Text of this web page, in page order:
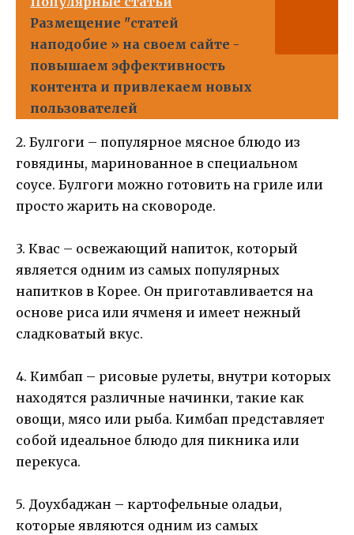
Размещение "статей
наподобие » на своем сайте -
повышаем эффективность
контента и привлекаем новых
пользователей
2. Булгоги – популярное мясное блюдо из
говядины, маринованное в специальном
соусе. Булгоги можно готовить на гриле или
просто жарить на сковороде.
3. Квас – освежающий напиток, который
является одним из самых популярных
напитков в Корее. Он приготавливается на
основе риса или ячменя и имеет нежный
сладковатый вкус.
4. Кимбап – рисовые рулеты, внутри которых
находятся различные начинки, такие как
овощи, мясо или рыба. Кимбап представляет
собой идеальное блюдо для пикника или
перекуса.
5. Доухбаджан – картофельные оладьи,
которые являются одним из самых